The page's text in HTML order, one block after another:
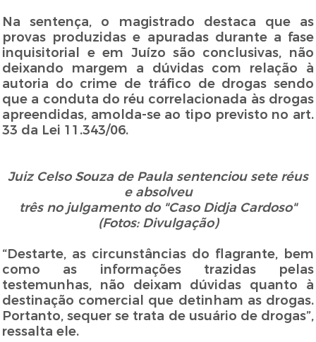
Na sentença, o magistrado destaca que as
provas produzidas e apuradas durante a fase
inquisitorial e em Juízo são conclusivas, não
deixando margem a dúvidas com relação à
autoria do crime de tráfico de drogas sendo
que a conduta do réu correlacionada às drogas
apreendidas, amolda-se ao tipo previsto no art.
33 da Lei 11.343/06.
Juiz Celso Souza de Paula sentenciou sete réus
e absolveu
três no julgamento do "Caso Didja Cardoso"
(Fotos: Divulgação)
“Destarte, as circunstâncias do flagrante, bem
como as informações trazidas pelas
testemunhas, não deixam dúvidas quanto à
destinação comercial que detinham as drogas.
Portanto, sequer se trata de usuário de drogas”,
ressalta ele.